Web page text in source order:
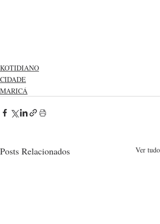
KOTIDIANO
CIDADE
MARICÁ
Posts Relacionados Ver tudo